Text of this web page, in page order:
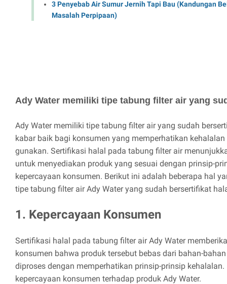
3 Penyebab Air Sumur Jernih Tapi Bau (Kandungan
Masalah Perpipaan)
Ady Water memiliki tipe tabung filter air yang
Ady Water memiliki tipe tabung filter air yang sudah
kabar baik bagi konsumen yang memperhatikan
gunakan. Sertifikasi halal pada tabung filter air
untuk menyediakan produk yang sesuai dengan prinsip-
kepercayaan konsumen. Berikut ini adalah beberapa hal
tipe tabung filter air Ady Water yang sudah bersertifikat
1. Kepercayaan Konsumen
Sertifikasi halal pada tabung filter air Ady Water
konsumen bahwa produk tersebut bebas dari bahan-
diproses dengan memperhatikan prinsip-prinsip
kepercayaan konsumen terhadap produk Ady Water.